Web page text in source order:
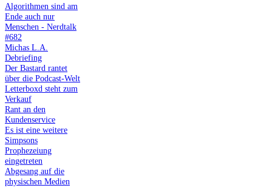
Algorithmen sind am
Ende auch nur
Menschen - Nerdtalk
#682
Michas L.A.
Debriefing
Der Bastard rantet
über die Podcast-Welt
Letterboxd steht zum
Verkauf
Rant an den
Kundenservice
Es ist eine weitere
Simpsons
Prophezeiung
eingetreten
Abgesang auf die
physischen Medien